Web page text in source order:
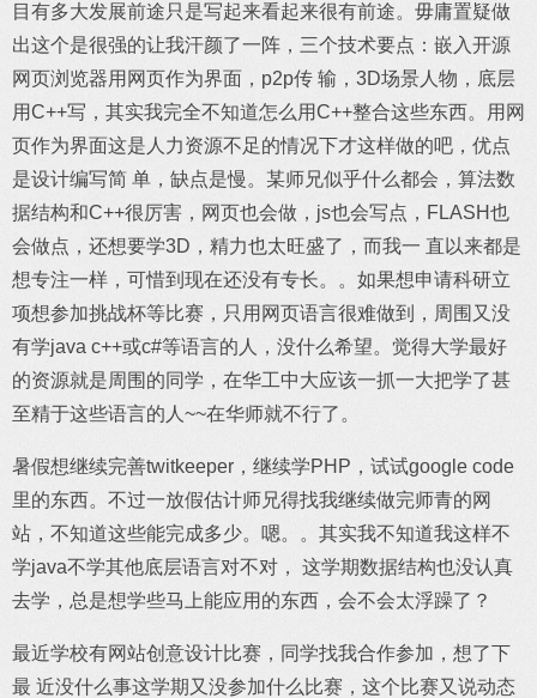
目有多大发展前途只是写起来看起来很有前途。毋庸置疑做
出这个是很强的让我汗颜了一阵，三个技术要点：嵌入开源
网页浏览器用网页作为界面，p2p传 输，3D场景人物，底层
用C++写，其实我完全不知道怎么用C++整合这些东西。用网
页作为界面这是人力资源不足的情况下才这样做的吧，优点
是设计编写简 单，缺点是慢。某师兄似乎什么都会，算法数
据结构和C++很厉害，网页也会做，js也会写点，FLASH也
会做点，还想要学3D，精力也太旺盛了，而我一 直以来都是
想专注一样，可惜到现在还没有专长。。如果想申请科研立
项想参加挑战杯等比赛，只用网页语言很难做到，周围又没
有学java c++或c#等语言的人，没什么希望。觉得大学最好
的资源就是周围的同学，在华工中大应该一抓一大把学了甚
至精于这些语言的人~~在华师就不行了。
暑假想继续完善twitkeeper，继续学PHP，试试google code
里的东西。不过一放假估计师兄得找我继续做完师青的网
站，不知道这些能完成多少。嗯。。其实我不知道我这样不
学java不学其他底层语言对不对， 这学期数据结构也没认真
去学，总是想学些马上能应用的东西，会不会太浮躁了？
最近学校有网站创意设计比赛，同学找我合作参加，想了下
最 近没什么事这学期又没参加什么比赛，这个比赛又说动态